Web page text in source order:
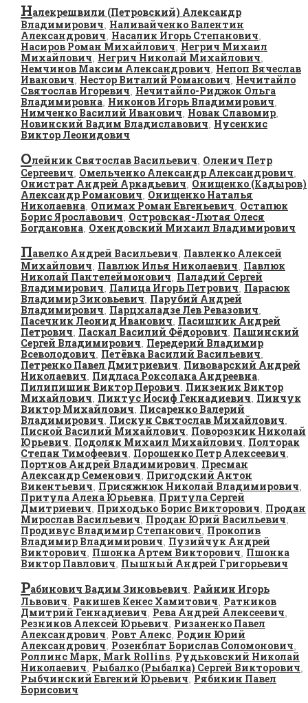
Налекрешвили (Петровский) Александр
Владимирович, Наливайченко Валентин
Александрович, Насалик Игорь Степанович,
Насиров Роман Михайлович, Негрич Михаил
Михайлович, Негрич Николай Михайлович,
Немчинов Максим Александрович, Непоп Вячеслав
Иванович, Нестор Виталий Романович, Нечитайло
Святослав Игоревич, Нечитайло-Риджок Ольга
Владимировна, Никонов Игорь Владимирович,
Нимченко Василий Иванович, Новак Славомир,
Новинский Вадим Владиславович, Нусенкис
Виктор Леонидович
Олейник Святослав Васильевич, Оленич Петр
Сергеевич, Омельченко Александр Александрович,
Онистрат Андрей Аркадьевич, Онищенко (Кадыров)
Александр Романович, Онищенко Наталья
Николаевна, Опимах Роман Евгеньевич, Остапюк
Борис Ярославович, Островская-Лютая Олеся
Богдановна, Охендовский Михаил Владимирович
Павелко Андрей Васильевич, Павленко Алексей
Михайлович, Павлюк Илья Николаевич, Павлюк
Николай Пантелеймонович, Паладий Сергей
Владимирович, Палица Игорь Петрович, Парасюк
Владимир Зиновьевич, Парубий Андрей
Владимирович, Парцхаладзе Лев Ревазович,
Пасечник Леонид Иванович, Пасишник Андрей
Петрович, Паскал Василий Фёдорович, Пашинский
Сергей Владимирович, Передерий Владимир
Всеволодович, Петёвка Василий Васильевич,
Петренко Павел Дмитриевич, Пивоварский Андрей
Николаевич, Пидласа Роксолана Андреевна,
Пилипишин Виктор Перович, Пинзеник Виктор
Михайлович, Пинтус Иосиф Геннадиевич, Пинчук
Виктор Михайлович, Писаренко Валерий
Владимирович, Пискун Святослав Михайлович,
Писной Василий Михайлович, Поворозник Николай
Юрьевич, Подоляк Михаил Михайлович, Полторак
Степан Тимофеевич, Порошенко Петр Алексеевич,
Портнов Андрей Владимирович, Пресман
Александр Семенович, Пригодский Антон
Викентьевич, Присяжнюк Николай Владимирович,
Притула Алена Юрьевна, Притула Сергей
Дмитриевич, Приходько Борис Викторович, Продан
Мирослав Васильевич, Продан Юрий Васильевич,
Продивус Владимир Степанович, Прокопив
Владимир Владимирович, Пузийчук Андрей
Викторович, Пшонка Артем Викторович, Пшонка
Виктор Павлович, Пышный Андрей Григорьевич
Рабинович Вадим Зиновьевич, Райнин Игорь
Львович, Ракишев Кенес Хамитович, Ратников
Дмитрий Геннадиевич, Рева Андрей Алексеевич,
Резников Алексей Юрьевич, Ризаненко Павел
Александрович, Ровт Алекс, Родин Юрий
Александрович, Розенблат Борислав Соломонович,
Роллинс Марк, Mark Rollins, Рудьковский Николай
Николаевич, Рыбалко (Рыбалка) Сергей Викторович,
Рыбчинский Евгений Юрьевич, Рябикин Павел
Борисович